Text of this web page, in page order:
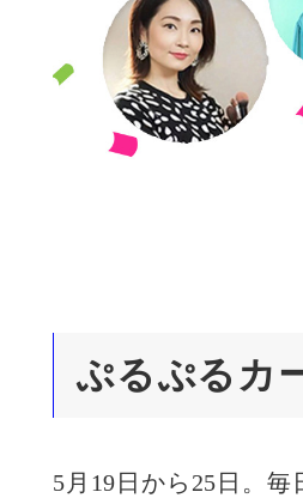
ぷるぷるカ
5月19日から25日。毎